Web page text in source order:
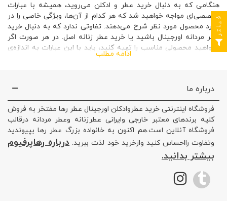
هنگامی که به دنبال خرید عطر و ادکلن می‌روید، همیشه با عبارات
تخصصی‌ای مواجه خواهید شد که هر کدام از آن‌ها، ویژگی خاصی را در
مورد محصول مورد نظر شرح می‌دهند. تفاوتی ندارد که به دنبال خرید
عطر مردانه اورجینال باشید یا خرید عطر زنانه اصل. در هر صورت اگر
بخواهید محصولی مناسب را تهیه کنید، باید با این عبارات به اندازه‌ی
ادو تویلت اینتنس
بررسی این محصول، شما را با نحوه‌ی نام‌گذاری آن آشنا کرده و
همچنین ویژگی‌های مرتبط با آن را برایتان شرح دهیم. با ما همراه
باشید.
ادو تویلت اینتنس چیست؟
ادو تویلت اینتنس
اول، «ادو تویلت» می‌باشد که در مورد غلظت عطر توضیح می‌دهد. به
ادامه مطلب
درباره ما
فروشگاه اینترنتی خرید عطروادکلن اورجینال عطر رها مفتخر به فروش
کلیه برندهای معتبر خارجی وایرانی عطرزنانه وعطر مردانه درقالب
فروشگاه آنلاین است.هم اکنون به خانواده بزرگ عطر رها بپیوندید
وتفاوت رااحساس کنید وازخرید خود لذت ببرید. درباره رهاپرفیوم
بیشتر بدانید.
فیلتر